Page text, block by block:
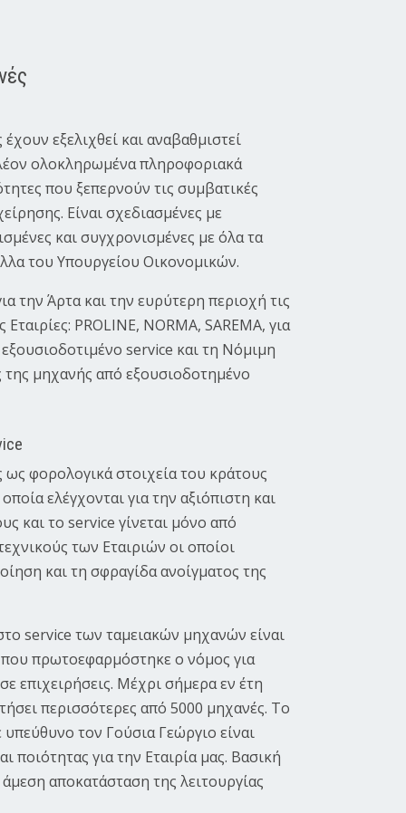
εξελιχθεί και αναβαθμιστεί
ολοκληρωμένα πληροφοριακά
που ξεπερνούν τις συμβατικές
Eίναι σχεδιασμένες με
και συγχρονισμένες με όλα τα
του Υπουργείου Οικονομικών.
την Άρτα και την ευρύτερη περιοχή τις
PROLINE, NORMA, SAREMA, για
service και τη Νόμιμη
της μηχανής από εξουσιοδοτημένο
ως φορολογικά στοιχεία του κράτους
ελέγχονται για την αξιόπιστη και
και το service γίνεται μόνο από
των Εταιριών οι οποίοι
και τη σφραγίδα ανοίγματος της
service των ταμειακών μηχανών είναι
πρωτοεφαρμόστηκε ο νόμος για
επιχειρήσεις. Μέχρι σήμερα εν έτη
περισσότερες από 5000 μηχανές. Το
τον Γούσια Γεώργιο είναι
ποιότητας για την Εταιρία μας. Βασική
αποκατάσταση της λειτουργίας